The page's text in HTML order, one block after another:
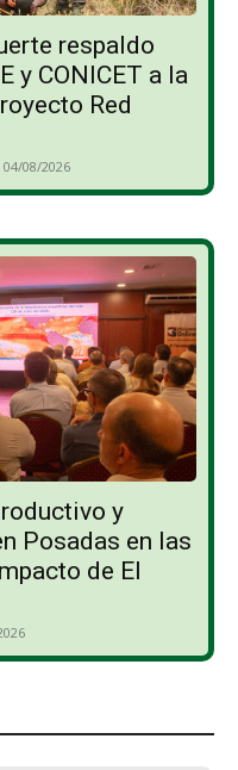
respaldo
y CONICET a la
Red
04/08/2026
y
Posadas en las
de El